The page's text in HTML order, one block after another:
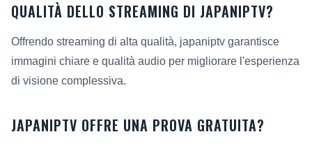
QUALITÀ DELLO STREAMING DI JAPANIPTV?
Offrendo streaming di alta qualità, japaniptv garantisce
immagini chiare e qualità audio per migliorare l'esperienza
di visione complessiva.
JAPANIPTV OFFRE UNA PROVA GRATUITA?